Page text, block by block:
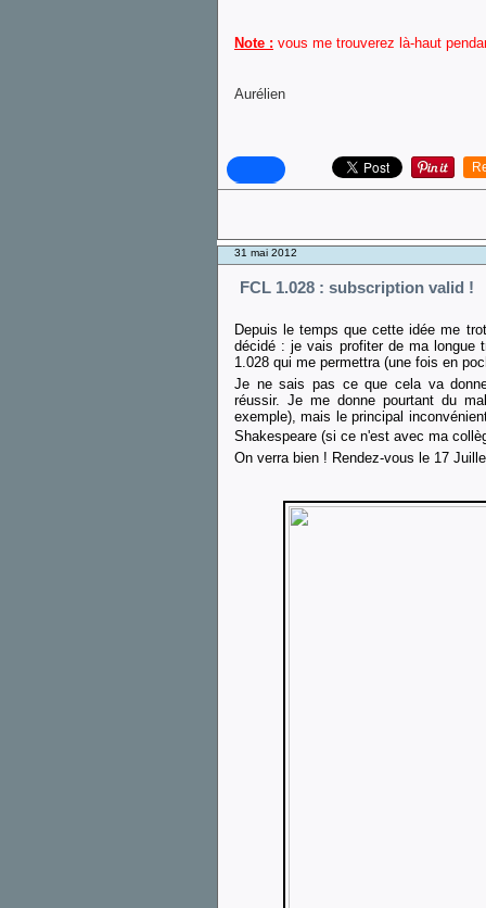
Note : vous me trouverez là-haut
Aurélien
31 mai 2012
FCL 1.028 : subscription valid !
Depuis le temps que cette idée me
décidé : je vais profiter de ma longue
1.028 qui me permettra (une fois en
Je ne sais pas ce que cela va
réussir. Je me donne pourtant du
exemple), mais le principal
Shakespeare (si ce n'est avec ma
On verra bien ! Rendez-vous le 17